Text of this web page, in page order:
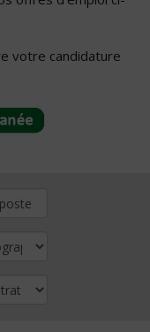
votre candidature